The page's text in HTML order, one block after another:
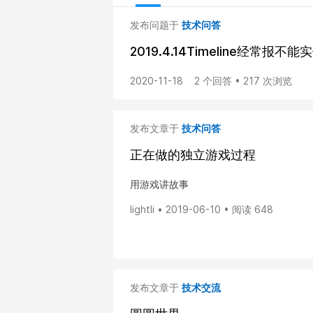
发布问题于 技术问答
2019.4.14Timeline经常报不能
2020-11-18 2 个回答 • 217 次浏览
发布文章于 技术问答
正在做的独立游戏过程
用游戏讲故事
lightli • 2019-06-10 • 阅读 648
发布文章于 技术交流